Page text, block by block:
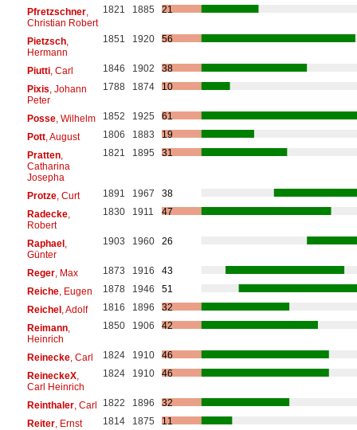
Pfretzschner,
Christian Robert
1821 1885 21
Pietzsch,
Hermann
1851 1920 56
Piutti, Carl 1846 1902
38
Pixis , Johann
Peter
1788 1874 10
Posse, Wilhelm 1852 1925
61
Pott, August 1806 1883
19
Pratten,
Catharina
Josepha
1821 1895 31
Protze, Curt 1891 1967
38
Radecke,
Robert
1830 1911 47
Raphael,
Günter
1903 1960 26
Reger, Max 1873 1916
43
Reiche, Eugen 1878 1946
51
Reichel, Adolf 1816 1896
32
Reimann,
Heinrich
1850 1906 42
Reinecke, Carl 1824 1910
46
ReineckeX,
Carl Heinrich
1824 1910 46
Reinthaler, Carl 1822 1896
32
Reiter, Ernst 1814 1875
11